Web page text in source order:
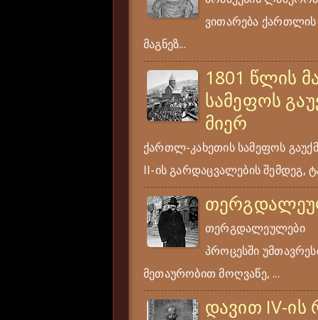
ვითარება ქართლის
მაგნეზ...
1801 წლის
სამეფოს
მიერ
ქართლ-კახეთის სამეფოს
II-ის გარდაცვალების შემდეგ,
თერგდალეულები
პროცესში
მეთაურობით მოღვაწე, ...
დავით IV-